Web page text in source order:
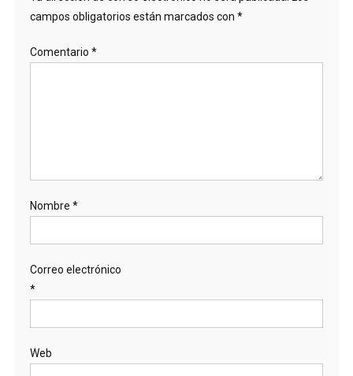
campos obligatorios están marcados con *
Comentario *
Nombre *
Correo electrónico
*
Web